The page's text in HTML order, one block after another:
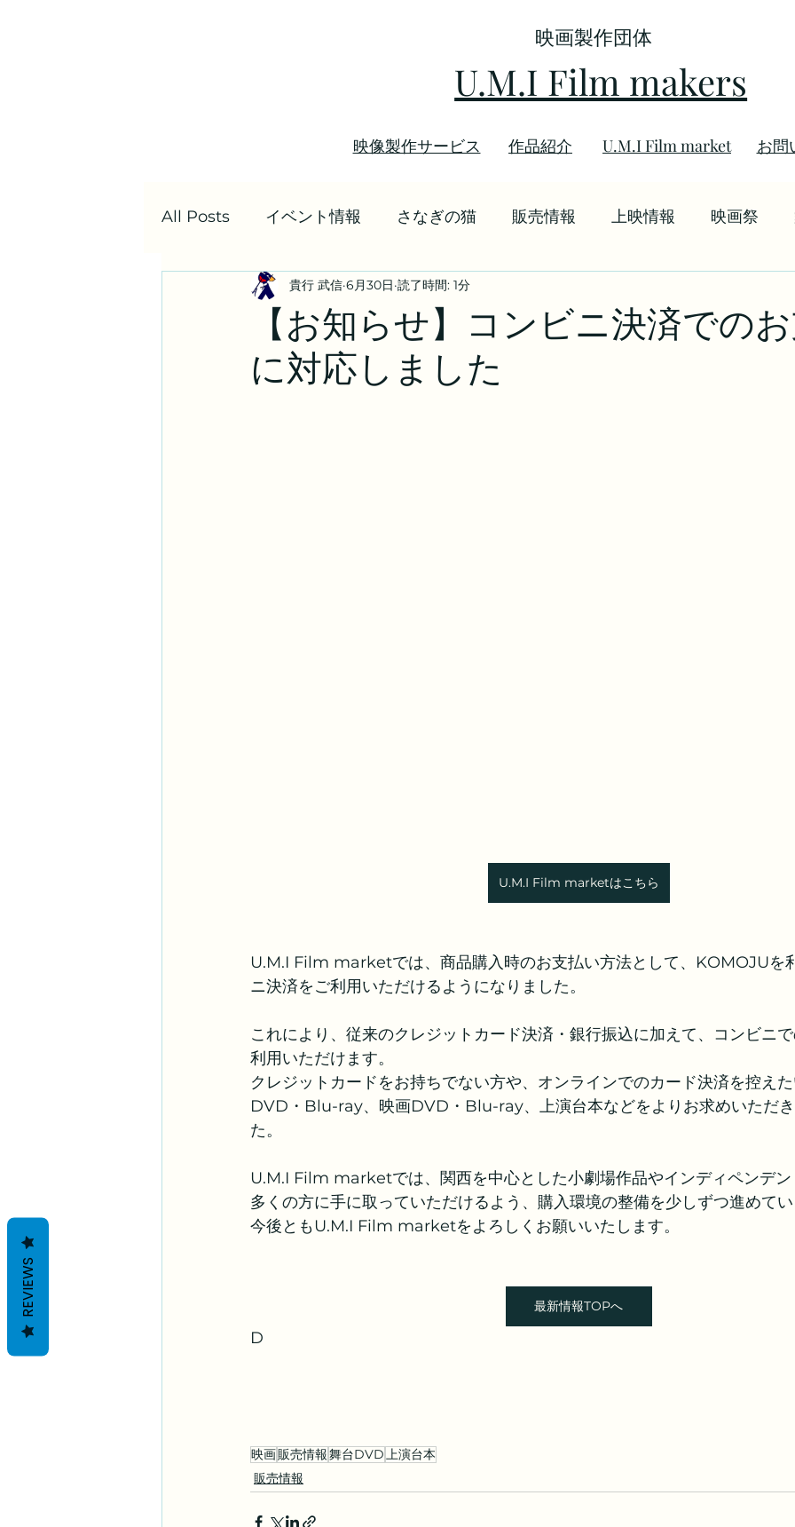
U.M.I Film makers
映画製作団体
映像製作サービス ​作品紹介 U.M.I Film market お問
All Posts イベント情報 さなぎの猫 販売情報 上映情報 映画祭
季刊ライトシネマ 配信情報 逢坂みどり
【お知らせ】コンビニ決済での
に対応しました
貴行 武信 6月30日 読了時間: 1分
U.M.I Film marketはこちら
U.M.I Film marketでは、商品購入時のお支払い方法として、KOMOJUを
ニ決済をご利用いただけるようになりました。
これにより、従来のクレジットカード決済・銀行振込に加えて、コンビニ
利用いただけます。
クレジットカードをお持ちでない方や、オンラインでのカード決済を控え
DVD・Blu-ray、映画DVD・Blu-ray、上演台本などをよりお求めいただ
た。
U.M.I Film marketでは、関西を中心とした小劇場作品やインディペンデン
多くの方に手に取っていただけるよう、購入環境の整備を少しずつ進めて
今後ともU.M.I Film marketをよろしくお願いいたします。
最新情報TOPへ
D
映画販売情報舞台DVD上演台本
販売情報
REVIEWS